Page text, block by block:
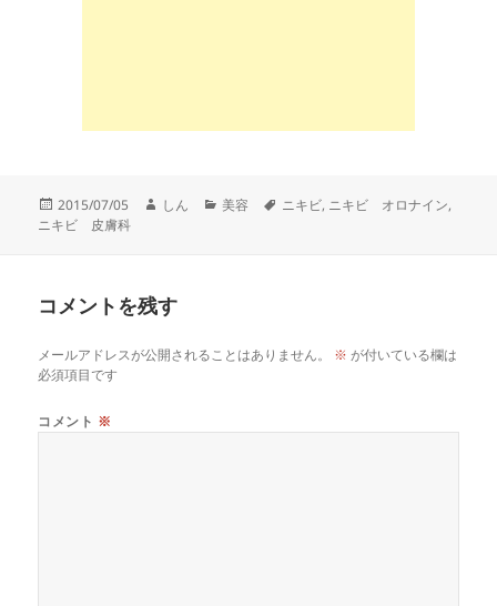
投
稿
2015/07/05
作
しん
カ
美容
タ
ニキビ, ニキビ オロナイン,
ニキビ 皮膚科
コメントを残す
メールアドレスが公開されることはありません。 ※ が付いている欄は
必須項目です
コメント ※